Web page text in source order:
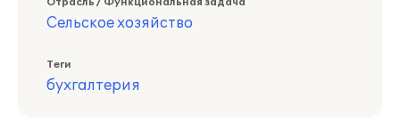
Сельское хозяйство
Теги
бухгалтерия